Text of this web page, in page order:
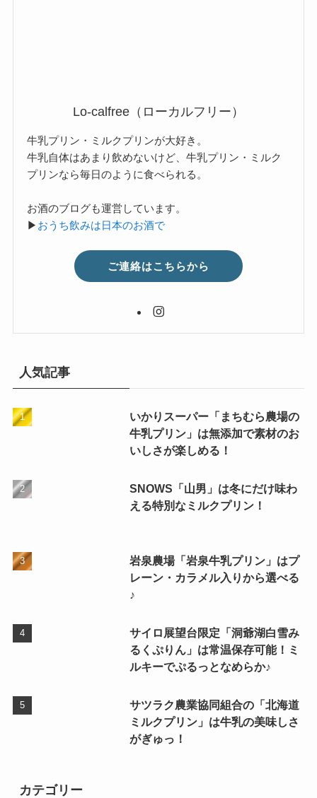
Lo-calfree（ローカルフリー）
牛乳プリン・ミルクプリンが大好き。
牛乳自体はあまり飲めないけど、牛乳プリン・ミルク
プリンなら毎日のように食べられる。
お酒のブログも運営しています。
▶ おうち飲みは日本のお酒で
ご連絡はこちらから
人気記事
いかりスーパー「まちむら農場の
牛乳プリン」は無添加で素材のお
いしさが楽しめる！
SNOWS「山男」は冬にだけ味わ
える特別なミルクプリン！
岩泉農場「岩泉牛乳プリン」はプ
レーン・カラメル入りから選べる
♪
サイロ展望台限定「洞爺湖白雪み
るくぷりん」は常温保存可能！ミ
ルキーでぷるっとなめらか♪
サツラク農業協同組合の「北海道
ミルクプリン」は牛乳の美味しさ
がぎゅっ！
カテゴリー